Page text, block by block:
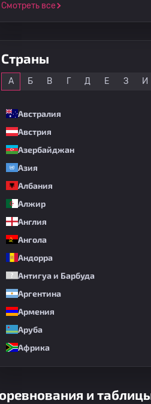
Смотреть все
Страны
А Б В Г Д Е З И
Австралия
Австрия
Азербайджан
Азия
Албания
Алжир
Англия
Ангола
Андорра
Антигуа и Барбуда
Аргентина
Армения
Аруба
Африка
и